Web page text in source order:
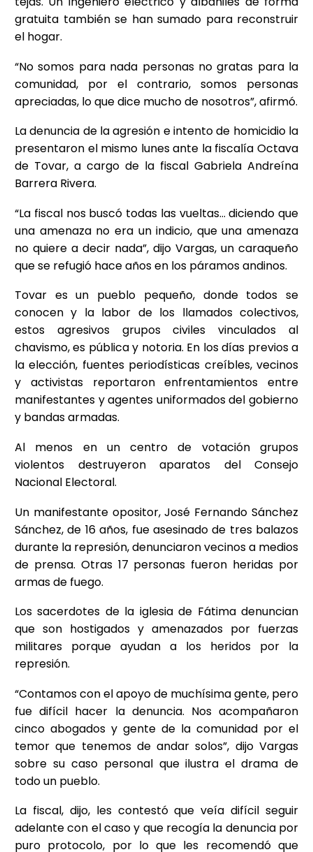
gratuita también se han sumado para reconstruir
el hogar.
“No somos para nada personas no gratas para la
comunidad, por el contrario, somos personas
apreciadas, lo que dice mucho de nosotros”, afirmó.
La denuncia de la agresión e intento de homicidio la
presentaron el mismo lunes ante la fiscalía Octava
de Tovar, a cargo de la fiscal Gabriela Andreína
Barrera Rivera.
“La fiscal nos buscó todas las vueltas… diciendo que
una amenaza no era un indicio, que una amenaza
no quiere a decir nada”, dijo Vargas, un caraqueño
que se refugió hace años en los páramos andinos.
Tovar es un pueblo pequeño, donde todos se
conocen y la labor de los llamados colectivos,
estos agresivos grupos civiles vinculados al
chavismo, es pública y notoria. En los días previos a
la elección, fuentes periodísticas creíbles, vecinos
y activistas reportaron enfrentamientos entre
manifestantes y agentes uniformados del gobierno
y bandas armadas.
Al menos en un centro de votación grupos
violentos destruyeron aparatos del Consejo
Nacional Electoral.
Un manifestante opositor, José Fernando Sánchez
Sánchez, de 16 años, fue asesinado de tres balazos
durante la represión, denunciaron vecinos a medios
de prensa. Otras 17 personas fueron heridas por
armas de fuego.
Los sacerdotes de la iglesia de Fátima denuncian
que son hostigados y amenazados por fuerzas
militares porque ayudan a los heridos por la
represión.
“Contamos con el apoyo de muchísima gente, pero
fue difícil hacer la denuncia. Nos acompañaron
cinco abogados y gente de la comunidad por el
temor que tenemos de andar solos”, dijo Vargas
sobre su caso personal que ilustra el drama de
todo un pueblo.
La fiscal, dijo, les contestó que veía difícil seguir
adelante con el caso y que recogía la denuncia por
puro protocolo, por lo que les recomendó que